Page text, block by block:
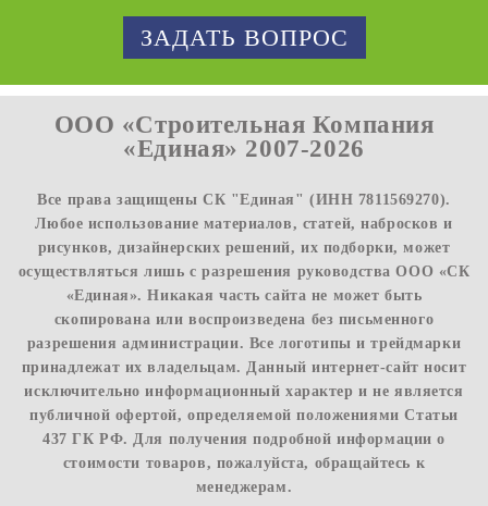
ЗАДАТЬ ВОПРОС
ООО «Строительная Компания
«Единая» 2007-2026
Все права защищены СК "Единая" (ИНН 7811569270).
Любое использование материалов, статей, набросков и
рисунков, дизайнерских решений, их подборки, может
осуществляться лишь с разрешения руководства ООО «СК
«Единая». Никакая часть сайта не может быть
скопирована или воспроизведена без письменного
разрешения администрации. Все логотипы и трейдмарки
принадлежат их владельцам. Данный интернет-сайт носит
исключительно информационный характер и не является
публичной офертой, определяемой положениями Статьи
437 ГК РФ. Для получения подробной информации о
стоимости товаров, пожалуйста, обращайтесь к
менеджерам.